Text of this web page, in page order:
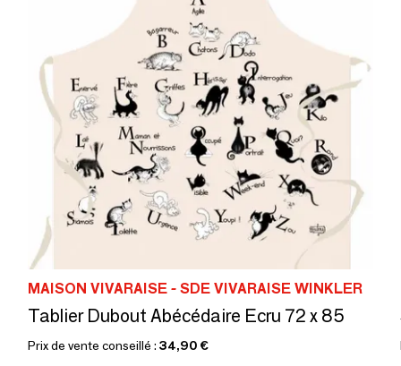
MAISON VIVARAISE - SDE VIVARAISE WINKLER
Tablier Dubout Abécédaire Ecru 72 x 85
Prix de vente conseillé : 34,90 €